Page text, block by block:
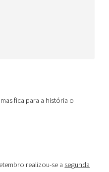
fica para a história o
realizou-se a segunda